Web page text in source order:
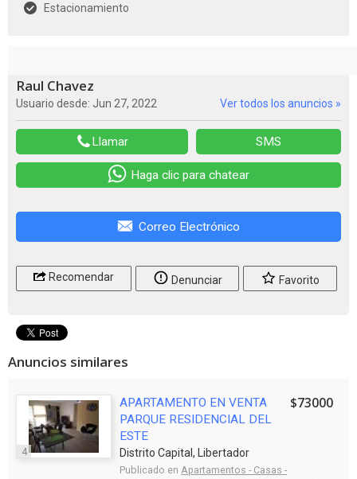
Estacionamiento
Raul Chavez
Usuario desde: Jun 27, 2022 Ver todos los anuncios »
Llamar SMS
Haga clic para chatear
Correo Electrónico
Recomendar Denunciar Favorito
Anuncios similares
4
APARTAMENTO EN VENTA
PARQUE RESIDENCIAL DEL
ESTE
Distrito Capital, Libertador
Publicado en Apartamentos - Casas -
$73000